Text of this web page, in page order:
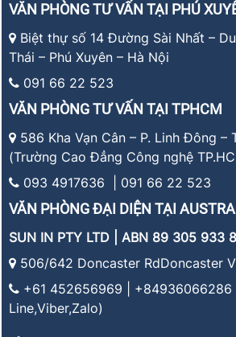
VĂN PHÒNG TƯ VẤN TẠI PHÚ
Biệt thự số 14 Đường Sài Nhất –
Thái – Phú Xuyên – Hà Nội
091 66 22 523
VĂN PHÒNG TƯ VẤN TẠI TPHCM
586 Kha Vạn Cân – P. Linh Đông –
(Trường Cao Đẳng Công nghệ
093 4917636 | 091 66 22 523
VĂN PHÒNG ĐẠI DIỆN TẠI
SUN IN PTY LTD | ABN 89 305 933
506/642 Doncaster RdDoncaster
+61 452656969 | +84936066286
Line,Viber,Zalo)